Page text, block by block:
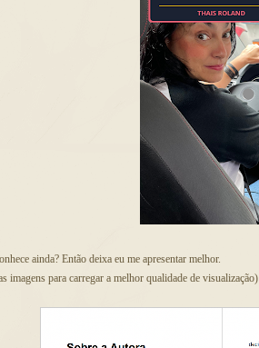
ainda? Então deixa eu me apresentar melhor.
imagens para carregar a melhor qualidade de visualização)